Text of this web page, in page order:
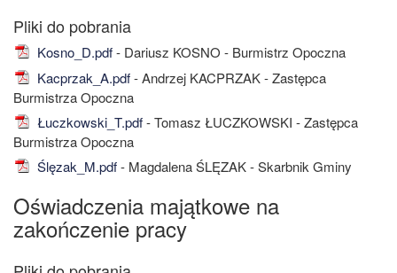
Kosno_D.pdf- Dariusz KOSNO - Burmistrz Opoczna
Kacprzak_A.pdf- Andrzej KACPRZAK - Zastępca
Burmistrza Opoczna
Łuczkowski_T.pdf- Tomasz ŁUCZKOWSKI - Zastępca
Burmistrza Opoczna
Ślęzak_M.pdf- Magdalena ŚLĘZAK - Skarbnik Gminy
Oświadczenia majątkowe na
zakończenie pracy